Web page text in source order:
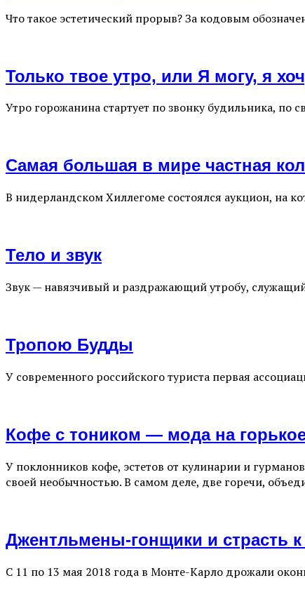
Что такое эстетический прорыв? За кодовым
Только твое утро, или Я могу, я
Утро горожанина стартует по звонку будильника, по
Самая большая в мире частная
В нидерландском Хиллегоме состоялся аукцион, на
Тело и звук
Звук — навязчивый и раздражающий утробу,
Тропою Будды
У современного российского туриста первая
Кофе с тоником — мода на
У поклонников кофе, эстетов от кулинарии и
своей необычностью. В самом деле, две горечи,
Джентльмены-гонщики и страсть к
С 11 по 13 мая 2018 года в Монте-Карло дрожали